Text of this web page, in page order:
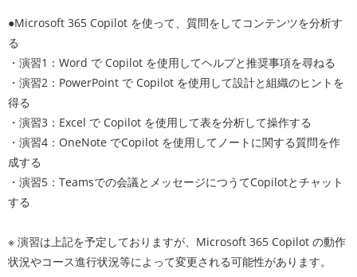
●Microsoft 365 Copilot を使って、質問をしてコンテンツを分析す
る
・演習1：Word で Copilot を使用してヘルプと推奨事項を尋ねる
・演習2：PowerPoint で Copilot を使用して設計と組織のヒントを
得る
・演習3：Excel で Copilot を使用して表を分析して操作する
・演習4：OneNote でCopilot を使用してノートに関する質問を作
成する
・演習5：Teamsでの会議とメッセージにつうてCopilotとチャット
する
※ 演習は上記を予定しておりますが、Microsoft 365 Copilot の動作
状況やコース進行状況等によって変更される可能性があります。